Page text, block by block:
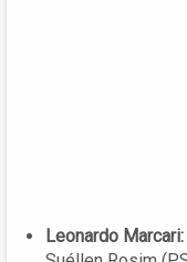
Leonardo Marcari: